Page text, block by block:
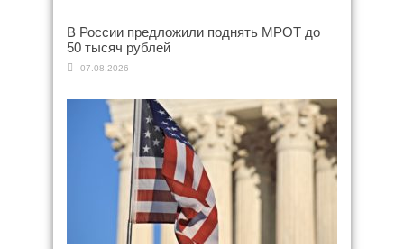
В России предложили поднять МРОТ до
50 тысяч рублей
07.08.2026